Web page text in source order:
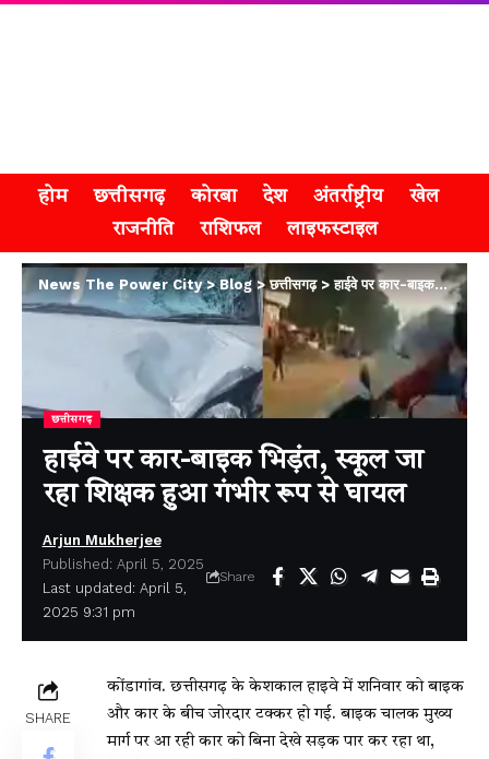
होम छत्तीसगढ़ कोरबा देश अंतर्राष्ट्रीय
खेल
राजनीति
राशिफल लाइफस्टाइल
News The Power City>Blog>छत्तीसगढ़>हाईवे पर कार-बाइक भिड़ंत, स्कूल जा रहा शिक्षक हुआ गंभीर रूप से घायल
छत्तीसगढ़
हाईवे पर कार-बाइक भिड़ंत, स्कूल जा
रहा शिक्षक हुआ गंभीर रूप से घायल
Last updated: April 5,
2025 9:31 pm
Arjun Mukherjee
Published: April 5, 2025
Share
SHARE
कोंडागांव. छत्तीसगढ़ के केशकाल हाइवे में शनिवार को बाइक
और कार के बीच जोरदार टक्कर हो गई. बाइक चालक मुख्य
मार्ग पर आ रही कार को बिना देखे सड़क पार कर रहा था,